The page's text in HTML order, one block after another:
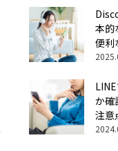
本的
便利
か確
注意